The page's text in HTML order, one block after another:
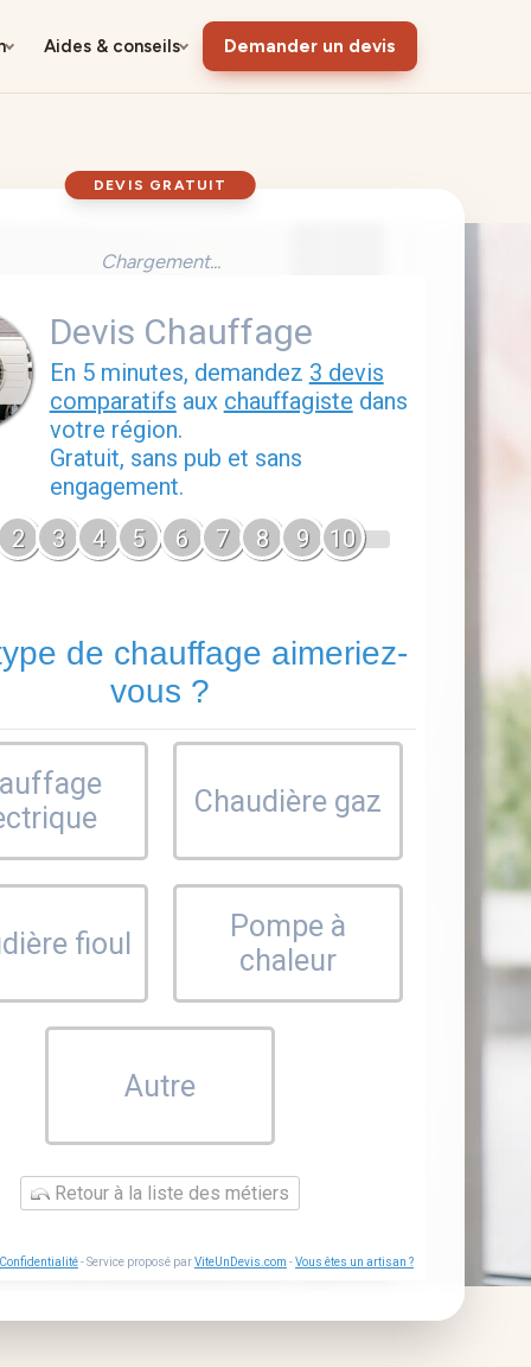
Aides & conseils Demander un devis
DEVIS GRATUIT
Chargement...
Devis Chauffage
En 5 minutes, demandez 3 devis
comparatifs aux chauffagiste dans
votre région.
Gratuit, sans pub et sans
engagement.
2 3 4 5 6 7 8 9 10
de chauffage aimeriez-
vous ?
Chaudière gaz
fioul
Pompe à
chaleur
Autre
Retour à la liste des métiers
Confidentialité- Service proposé parViteUnDevis.com -Vous êtes un artisan ?